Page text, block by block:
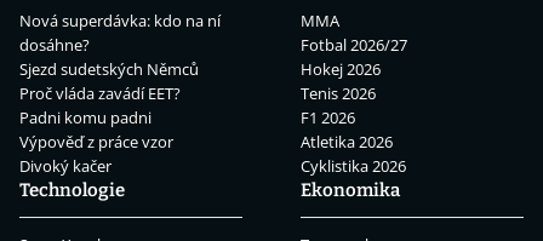
Nová superdávka: kdo na ní
dosáhne?
Sjezd sudetských Němců
Proč vláda zavádí EET?
Padni komu padni
Výpověď z práce vzor
Divoký kačer
MMA
Fotbal 2026/27
Hokej 2026
Tenis 2026
F1 2026
Atletika 2026
Cyklistika 2026
Technologie
Ekonomika